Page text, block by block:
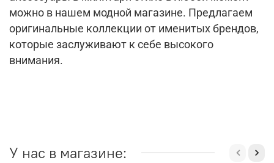
можно в нашем модной магазине. Предлагаем
оригинальные коллекции от именитых брендов,
которые заслуживают к себе высокого
внимания.
У нас в магазине: